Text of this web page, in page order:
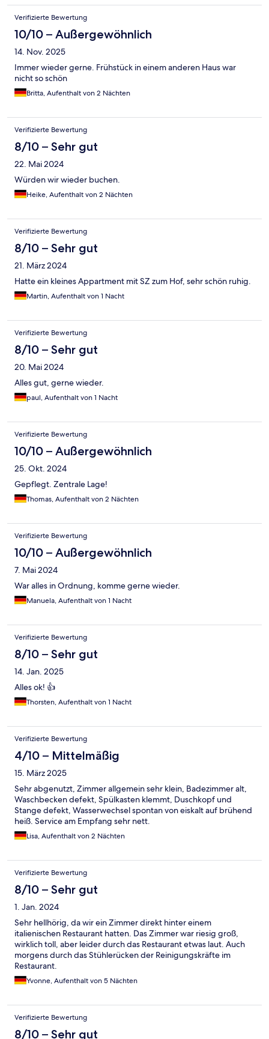
Verifizierte Bewertung
10/10 – Außergewöhnlich
14. Nov. 2025
Immer wieder gerne. Frühstück in einem anderen Haus war
nicht so schön
Britta, Aufenthalt von 2 Nächten
Verifizierte Bewertung
8/10 – Sehr gut
22. Mai 2024
Würden wir wieder buchen.
Heike, Aufenthalt von 2 Nächten
Verifizierte Bewertung
8/10 – Sehr gut
21. März 2024
Hatte ein kleines Appartment mit SZ zum Hof, sehr schön ruhig.
Martin, Aufenthalt von 1 Nacht
Verifizierte Bewertung
8/10 – Sehr gut
20. Mai 2024
Alles gut, gerne wieder.
paul, Aufenthalt von 1 Nacht
Verifizierte Bewertung
10/10 – Außergewöhnlich
25. Okt. 2024
Gepflegt. Zentrale Lage!
Thomas, Aufenthalt von 2 Nächten
Verifizierte Bewertung
10/10 – Außergewöhnlich
7. Mai 2024
War alles in Ordnung, komme gerne wieder.
Manuela, Aufenthalt von 1 Nacht
Verifizierte Bewertung
8/10 – Sehr gut
14. Jan. 2025
Alles ok! 👍
Thorsten, Aufenthalt von 1 Nacht
Verifizierte Bewertung
4/10 – Mittelmäßig
15. März 2025
Sehr abgenutzt, Zimmer allgemein sehr klein, Badezimmer alt,
Waschbecken defekt, Spülkasten klemmt, Duschkopf und
Stange defekt, Wasserwechsel spontan von eiskalt auf brühend
heiß. Service am Empfang sehr nett.
Lisa, Aufenthalt von 2 Nächten
Verifizierte Bewertung
8/10 – Sehr gut
1. Jan. 2024
Sehr hellhörig, da wir ein Zimmer direkt hinter einem
italienischen Restaurant hatten. Das Zimmer war riesig groß,
wirklich toll, aber leider durch das Restaurant etwas laut. Auch
morgens durch das Stühlerücken der Reinigungskräfte im
Restaurant.
Yvonne, Aufenthalt von 5 Nächten
Verifizierte Bewertung
8/10 – Sehr gut